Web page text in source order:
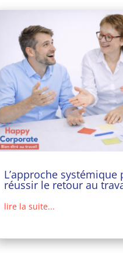
L’approche systémique
réussir le retour au
lire la suite...